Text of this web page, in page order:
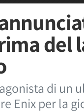
del
di un
Enix per la